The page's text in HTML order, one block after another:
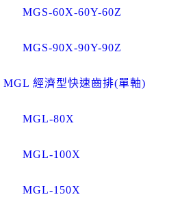
MGS-60X-60Y-60Z
MGS-90X-90Y-90Z
▌MGL 經濟型快速齒排(單軸)
MGL-80X
MGL-100X
MGL-150X